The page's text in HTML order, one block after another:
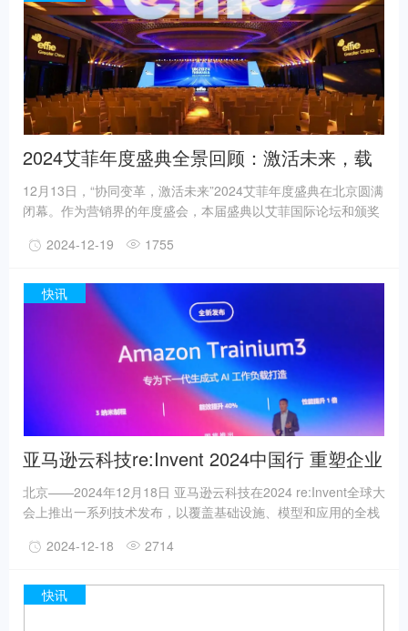
2024艾菲年度盛典全景回顾：激活未来，载
誉出发！
12月13日，“协同变革，激活未来”2024艾菲年度盛典在北京圆满
闭幕。作为营销界的年度盛会，本届盛典以艾菲国际论坛和颁奖
引了来自国内外最具实效增长的品牌、平台及行业新势力，分享
企业全方位赋能。作为驱动实效营销的全球化平台，艾菲奖已遍
及全球125+国家和地区，致力于通过奖项和实效营销见解，引
领、启迪和表彰实效营销作品及实践者。
2024-12-19 1755
快讯
亚马逊云科技re:Invent 2024中国行 重塑企业
生成式AI和云上创新
北京——2024年12月18日 亚马逊云科技在2024 re:Invent全球大
会上推出一系列技术发布，以覆盖基础设施、模型和应用的全栈
亚马逊云科技大中华区产品部总经理陈晓建现场分享亚马逊云科
式AI领域，推出Amazon Nova系列基础模型并强化Amazon
2024-12-18 2714
快讯